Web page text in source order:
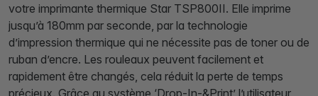
votre imprimante thermique Star TSP800II. Elle imprime
jusqu’à 180mm par seconde, par la technologie
d’impression thermique qui ne nécessite pas de toner ou de
ruban d’encre. Les rouleaux peuvent facilement et
rapidement être changés, cela réduit la perte de temps